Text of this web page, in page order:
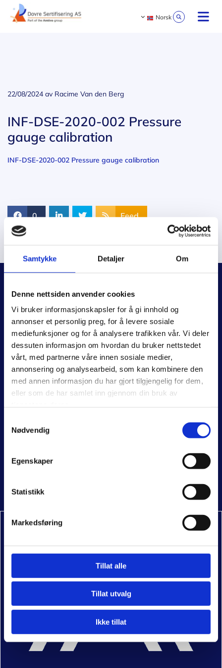
Samtykke Detaljer Om
Denne nettsiden anvender cookies
Vi bruker informasjonskapsler for å gi innhold og
annonser et personlig preg, for å levere sosiale
mediefunksjoner og for å analysere trafikken vår. Vi deler
dessuten informasjon om hvordan du bruker nettstedet
vårt, med partnerne våre innen sosiale medier,
annonsering og analysearbeid, som kan kombinere den
med annen informasjon du har gjort tilgjengelig for dem,
eller som de har samlet inn gjennom din bruk av
Nødvendig
Egenskaper
Statistikk
Markedsføring
Tillat alle
Tillat utvalg
Ikke tillat
Norsk
22/08/2024 av Racime Van den Berg
INF-DSE-2020-002 Pressure
gauge calibration
INF-DSE-2020-002 Pressure gauge calibration
0 Feed